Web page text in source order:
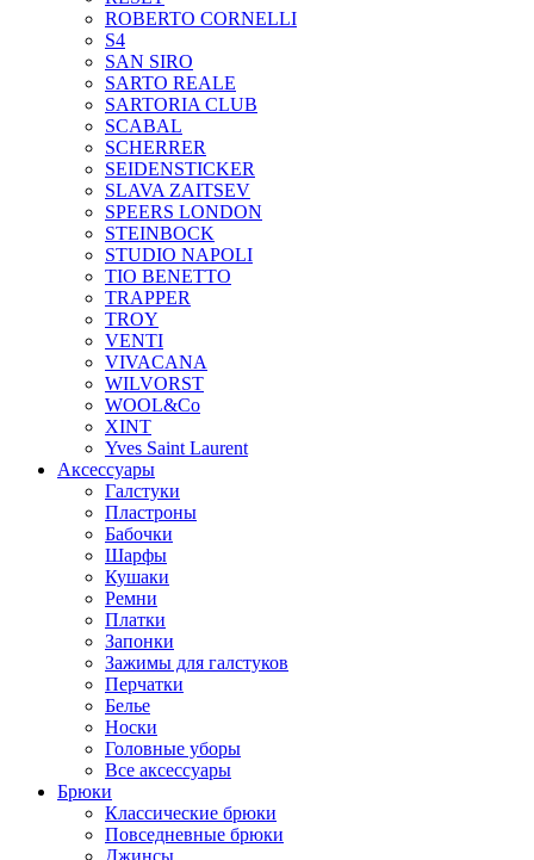
ROBERTO CORNELLI
S4
SAN SIRO
SARTO REALE
SARTORIA CLUB
SCABAL
SCHERRER
SEIDENSTICKER
SLAVA ZAITSEV
SPEERS LONDON
STEINBOCK
STUDIO NAPOLI
TIO BENETTO
TRAPPER
TROY
VENTI
VIVACANA
WILVORST
WOOL&Co
XINT
Yves Saint Laurent
Аксессуары
Галстуки
Пластроны
Бабочки
Шарфы
Кушаки
Ремни
Платки
Запонки
Зажимы для галстуков
Перчатки
Белье
Носки
Головные уборы
Все аксессуары
Брюки
Классические брюки
Повседневные брюки
Джинсы